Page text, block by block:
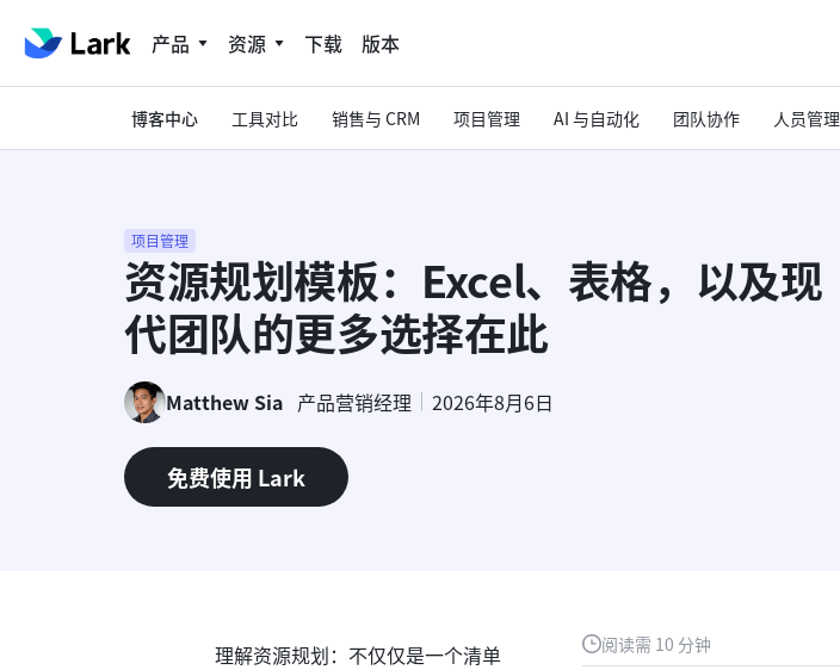
产品 资源 下载 版本
博客中心 工具对比 销售与 CRM 项目管理 AI 与自动化 团队协作 人员管理
项目管理
资源规划模板：Excel、表格，以及现
代团队的更多选择在此
Matthew Sia 产品营销经理 2026年8月6日
免费使用 Lark
阅读需 10 分钟
理解资源规划：不仅仅是一个清单